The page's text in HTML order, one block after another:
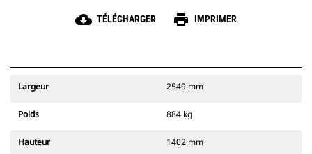
cloud_download TÉLÉCHARGER print IMPRIMER
Largeur 2549 mm
Poids 884 kg
Hauteur 1402 mm